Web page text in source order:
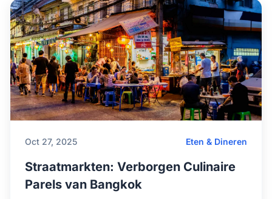
Oct 27, 2025 Eten & Dineren
Straatmarkten: Verborgen Culinaire
Parels van Bangkok